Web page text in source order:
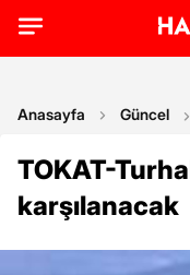
Anasayfa Güncel
TOKAT-
karşılanacak